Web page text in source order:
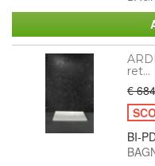
ret...
€
BI-